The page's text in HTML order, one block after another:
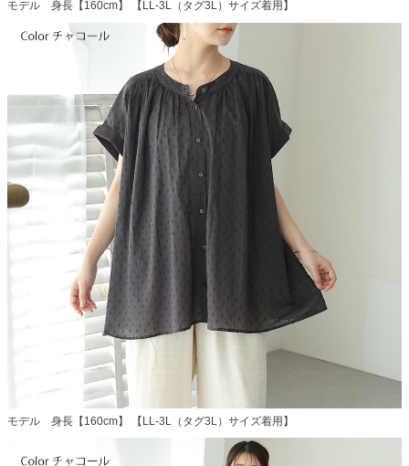
モデル 身長【160cm】 【LL-3L（タグ3L）サイズ着用】
モデル 身長【160cm】 【LL-3L（タグ3L）サイズ着用】